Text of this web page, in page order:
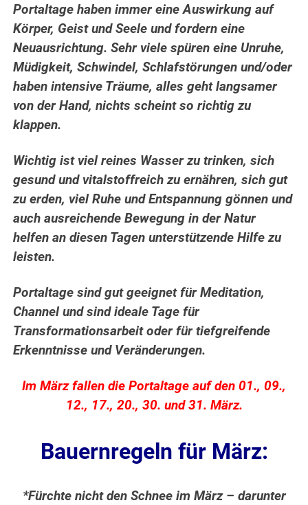
Portaltage haben immer eine Auswirkung auf
Körper, Geist und Seele und fordern eine
Neuausrichtung. Sehr viele spüren eine Unruhe,
Müdigkeit, Schwindel, Schlafstörungen und/oder
haben intensive Träume, alles geht langsamer
von der Hand, nichts scheint so richtig zu
klappen.
Wichtig ist viel reines Wasser zu trinken, sich
gesund und vitalstoffreich zu ernähren, sich gut
zu erden, viel Ruhe und Entspannung gönnen und
auch ausreichende Bewegung in der Natur
helfen an diesen Tagen unterstützende Hilfe zu
leisten.
Portaltage sind gut geeignet für Meditation,
Channel und sind ideale Tage für
Transformationsarbeit oder für tiefgreifende
Erkenntnisse und Veränderungen.
Im März fallen die Portaltage auf den 01., 09.,
12., 17., 20., 30. und 31. März.
Bauernregeln für März:
*Fürchte nicht den Schnee im März – darunter